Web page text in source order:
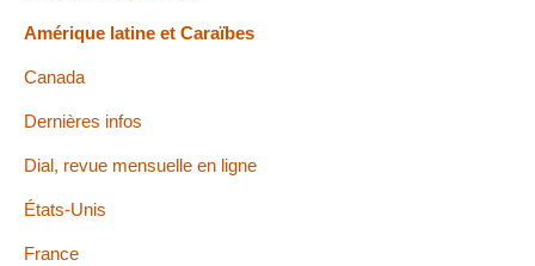
Amérique latine et Caraïbes
Canada
Dernières infos
Dial, revue mensuelle en ligne
États-Unis
France